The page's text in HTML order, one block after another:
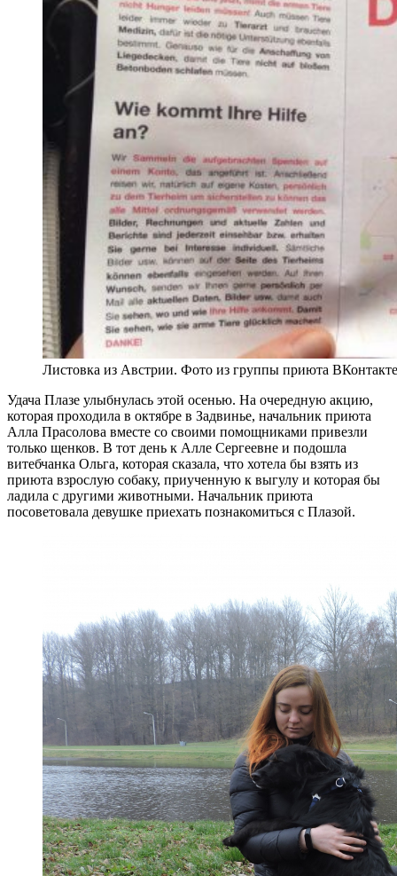
Листовка из Австрии. Фото из группы приюта ВКонтакте
Удача Плазе улыбнулась этой осенью. На очередную акцию,
которая проходила в октябре в Задвинье, начальник приюта
Алла Прасолова вместе со своими помощниками привезли
только щенков. В тот день к Алле Сергеевне и подошла
витебчанка Ольга, которая сказала, что хотела бы взять из
приюта взрослую собаку, приученную к выгулу и которая бы
ладила с другими животными. Начальник приюта
посоветовала девушке приехать познакомиться с Плазой.